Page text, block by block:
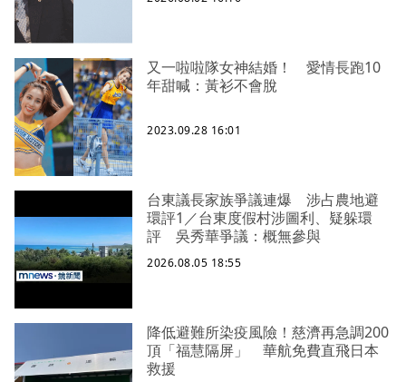
又一啦啦隊女神結婚！ 愛情長跑10
年甜喊：黃衫不會脫
2023.09.28 16:01
台東議長家族爭議連爆 涉占農地避
環評1／台東度假村涉圖利、疑躲環
評 吳秀華爭議：概無參與
2026.08.05 18:55
降低避難所染疫風險！慈濟再急調200
頂「福慧隔屏」 華航免費直飛日本
救援